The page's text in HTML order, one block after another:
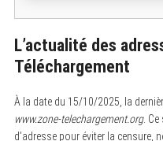
L’actualité des
Téléchargement
À la date du 15/10/2025, la
www.zone-telechargement.org.
d’adresse pour éviter la censure,
S
e
r
h
f